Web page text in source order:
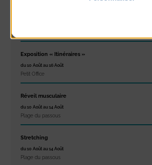
Exposition « Itinéraires »
du 10 Août au 16 Août
Petit Office
Réveil musculaire
du 10 Août au 14 Août
Plage du passous
Stretching
du 10 Août au 14 Août
Plage du passous